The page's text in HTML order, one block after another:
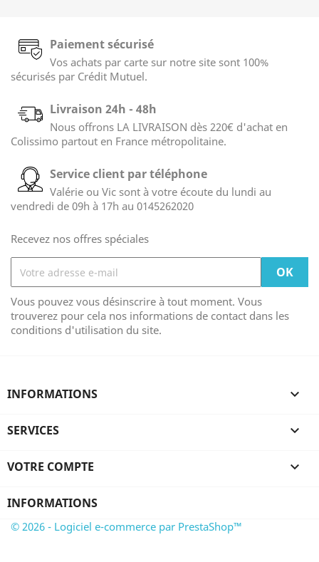
Paiement sécurisé
Vos achats par carte sur notre site sont 100%
sécurisés par Crédit Mutuel.
Livraison 24h - 48h
Nous offrons LA LIVRAISON dès 220€ d'achat en
Colissimo partout en France métropolitaine.
Service client par téléphone
Valérie ou Vic sont à votre écoute du lundi au
vendredi de 09h à 17h au 0145262020
Recevez nos offres spéciales
Vous pouvez vous désinscrire à tout moment. Vous
trouverez pour cela nos informations de contact dans les
conditions d'utilisation du site.
INFORMATIONS 
SERVICES 
VOTRE COMPTE 
INFORMATIONS
© 2026 - Logiciel e-commerce par PrestaShop™